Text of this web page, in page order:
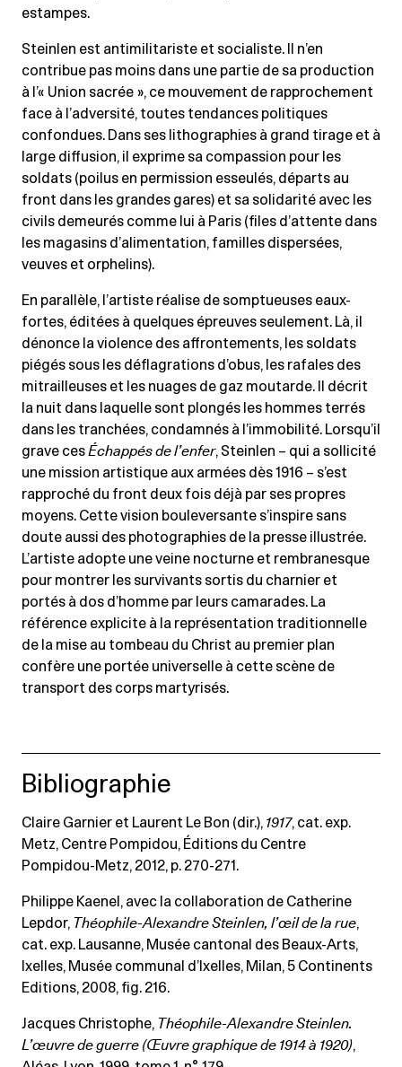
estampes.
Steinlen est antimilitariste et socialiste. Il n’en
contribue pas moins dans une partie de sa production
à l’« Union sacrée », ce mouvement de rapprochement
face à l’adversité, toutes tendances politiques
confondues. Dans ses lithographies à grand tirage et à
large diffusion, il exprime sa compassion pour les
soldats (poilus en permission esseulés, départs au
front dans les grandes gares) et sa solidarité avec les
civils demeurés comme lui à Paris (files d’attente dans
les magasins d’alimentation, familles dispersées,
veuves et orphelins).
En parallèle, l’artiste réalise de somptueuses eaux-
fortes, éditées à quelques épreuves seulement. Là, il
dénonce la violence des affrontements, les soldats
piégés sous les déflagrations d’obus, les rafales des
mitrailleuses et les nuages de gaz moutarde. Il décrit
la nuit dans laquelle sont plongés les hommes terrés
dans les tranchées, condamnés à l’immobilité. Lorsqu’il
grave cesÉchappés de l’enfer, Steinlen – qui a sollicité
une mission artistique aux armées dès 1916 – s’est
rapproché du front deux fois déjà par ses propres
moyens. Cette vision bouleversante s’inspire sans
doute aussi des photographies de la presse illustrée.
L’artiste adopte une veine nocturne et rembranesque
pour montrer les survivants sortis du charnier et
portés à dos d’homme par leurs camarades. La
référence explicite à la représentation traditionnelle
de la mise au tombeau du Christ au premier plan
confère une portée universelle à cette scène de
transport des corps martyrisés.
Bibliographie
Claire Garnier et Laurent Le Bon (dir.), 1917, cat. exp.
Metz, Centre Pompidou, Éditions du Centre
Pompidou-Metz, 2012, p. 270-271.
Philippe Kaenel, avec la collaboration de Catherine
Lepdor, Théophile-Alexandre Steinlen, l’œil de la rue,
cat. exp. Lausanne, Musée cantonal des Beaux-Arts,
Ixelles, Musée communal d’Ixelles, Milan, 5 Continents
Editions, 2008, fig. 216.
Jacques Christophe, Théophile-Alexandre Steinlen.
L’œuvre de guerre (Œuvre graphique de 1914 à 1920),